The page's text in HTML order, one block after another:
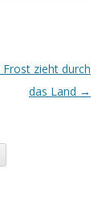
Frost zieht durch
das Land →